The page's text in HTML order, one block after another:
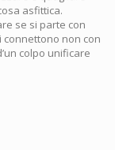
asfittica.
se si parte con
non con
colpo unificare